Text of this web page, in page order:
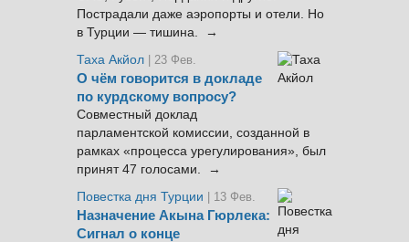
Пострадали даже аэропорты и отели. Но
в Турции — тишина. →
Таха Акйол | 23 Фев.
О чём говорится в докладе
по курдскому вопросу?
Совместный доклад
парламентской комиссии, созданной в
рамках «процесса урегулирования», был
принят 47 голосами. →
Повестка дня Турции
| 13 Фев.
Назначение Акына Гюрлека:
Сигнал о конце